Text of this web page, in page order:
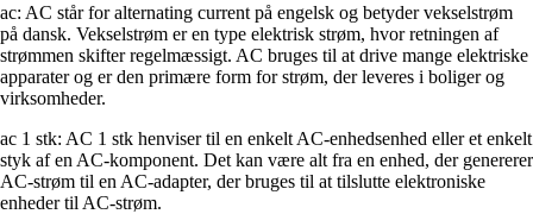
ac: AC står for alternating current på engelsk og betyder vekselstrøm
på dansk. Vekselstrøm er en type elektrisk strøm, hvor retningen af
strømmen skifter regelmæssigt. AC bruges til at drive mange elektriske
apparater og er den primære form for strøm, der leveres i boliger og
virksomheder.
ac 1 stk: AC 1 stk henviser til en enkelt AC-enhedsenhed eller et enkelt
styk af en AC-komponent. Det kan være alt fra en enhed, der genererer
AC-strøm til en AC-adapter, der bruges til at tilslutte elektroniske
enheder til AC-strøm.